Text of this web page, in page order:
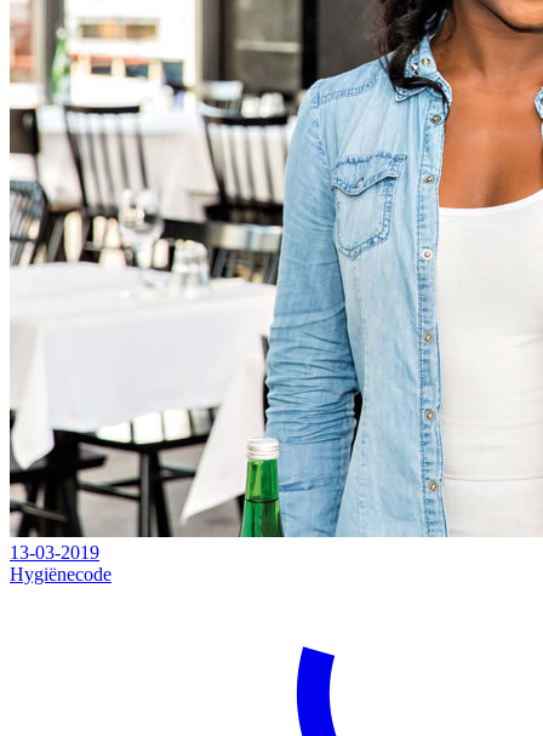
13-03-2019
Hygiënecode